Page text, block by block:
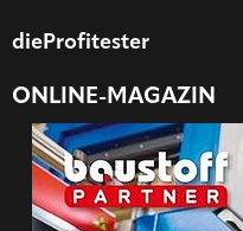
dieProfitester
ONLINE-MAGAZIN